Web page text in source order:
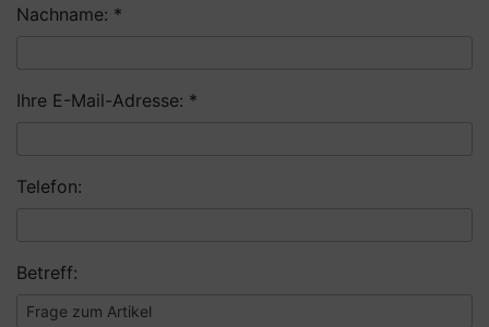
Nachname: *
Ihre E-Mail-Adresse: *
Telefon:
Betreff: